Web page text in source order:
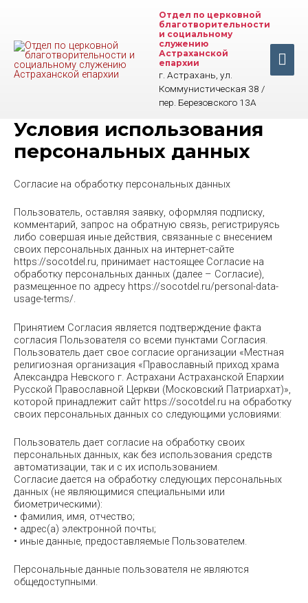
Отдел по церковной
благотворительности
и социальному
служению
Астраханской
епархии
г. Астрахань, ул.
Коммунистическая 38 /
пер. Березовского 13А
Условия использования
персональных данных
Согласие на обработку персональных данных
Пользователь, оставляя заявку, оформляя подписку,
комментарий, запрос на обратную связь, регистрируясь
либо совершая иные действия, связанные с внесением
своих персональных данных на интернет-сайте
https://socotdel.ru, принимает настоящее Согласие на
обработку персональных данных (далее – Согласие),
размещенное по адресу https://socotdel.ru/personal-data-
usage-terms/.
Принятием Согласия является подтверждение факта
согласия Пользователя со всеми пунктами Согласия.
Пользователь дает свое согласие организации «Местная
религиозная организация «Православный приход храма
Александра Невского г. Астрахани Астраханской Епархии
Русской Православной Церкви (Московский Патриархат)»,
которой принадлежит сайт https://socotdel.ru на обработку
своих персональных данных со следующими условиями:
Пользователь дает согласие на обработку своих
персональных данных, как без использования средств
автоматизации, так и с их использованием.
Согласие дается на обработку следующих персональных
данных (не являющимися специальными или
биометрическими):
• фамилия, имя, отчество;
• адрес(а) электронной почты;
• иные данные, предоставляемые Пользователем.
Персональные данные пользователя не являются
общедоступными.